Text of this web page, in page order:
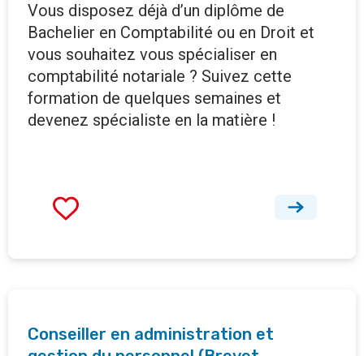
Vous disposez déjà d’un diplôme de
Bachelier en Comptabilité ou en Droit et
vous souhaitez vous spécialiser en
comptabilité notariale ? Suivez cette
formation de quelques semaines et
devenez spécialiste en la matière !
Conseiller en administration et